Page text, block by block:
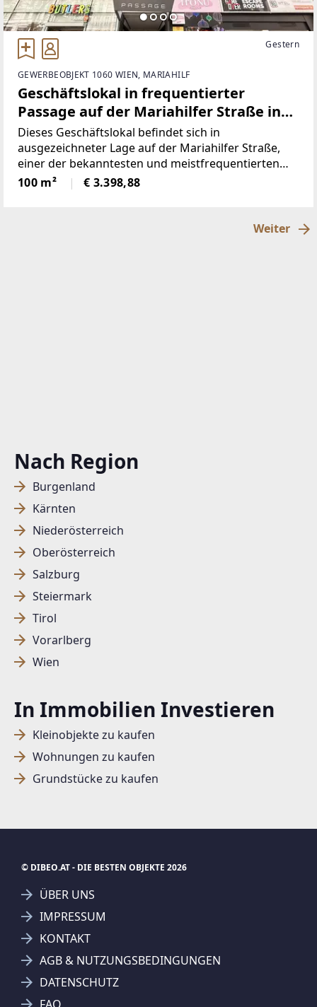
Nach Region
Burgenland
Kärnten
Niederösterreich
Oberösterreich
Salzburg
Steiermark
Tirol
Vorarlberg
Wien
In Immobilien Investieren
Kleinobjekte zu kaufen
Wohnungen zu kaufen
Grundstücke zu kaufen
SUCHAGENT ANLEGEN FÜR DIE
AKTUELLEN SUCHKRITERIEN
Gestern
GEWERBEOBJEKT 1060 WIEN, MARIAHILF
Geschäftslokal in frequentierter
Passage auf der Mariahilfer Straße in
unmittelbarer U3-Nähe
Dieses Geschäftslokal befindet sich in
ausgezeichneter Lage auf der Mariahilfer Straße,
einer der bekanntesten und meistfrequentierten
Einkaufsstraßen Wiens.Der Zugang erfolgt über
eine frequentierte Passage.Der Standort überzeugt
100 m² € 3.398,88
Weiter
© DIBEO.AT - DIE BESTEN OBJEKTE 2026
ÜBER UNS
IMPRESSUM
KONTAKT
AGB & NUTZUNGSBEDINGUNGEN
DATENSCHUTZ